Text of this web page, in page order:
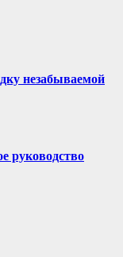
незабываемой
руководство